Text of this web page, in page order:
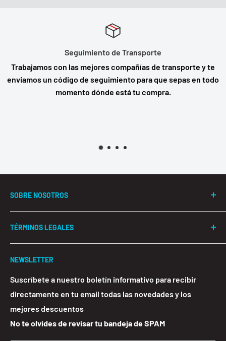
Seguimiento de Transporte
Trabajamos con las mejores compañías de transporte y te
enviamos un código de seguimiento para que sepas en todo
momento dónde está tu compra.
SOBRE NOSOTROS
#Hardmer aúna toda nuestra experiencia de más de 10
años en ecommerce de productos tecnológicos.
Ofrecemos un servicio de calidad con los mejores
precios para que puedas disfrutar de una buena
TÉRMINOS LEGALES
Términos y Condiciones
Aviso Legal
Política de Privacidad y Protección de Datos
Política de Envíos
Política de Devoluciones
Cookies
NEWSLETTER
Suscríbete a nuestro boletín informativo para recibir
directamente en tu email todas las novedades y los
mejores descuentos
No te olvides de revisar tu bandeja de SPAM